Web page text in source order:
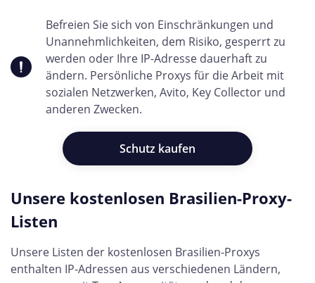
Befreien Sie sich von Einschränkungen und
Unannehmlichkeiten, dem Risiko, gesperrt zu
werden oder Ihre IP-Adresse dauerhaft zu
ändern. Persönliche Proxys für die Arbeit mit
sozialen Netzwerken, Avito, Key Collector und
anderen Zwecken.
Schutz kaufen
Unsere kostenlosen Brasilien-Proxy-
Listen
Unsere Listen der kostenlosen Brasilien-Proxys
enthalten IP-Adressen aus verschiedenen Ländern,